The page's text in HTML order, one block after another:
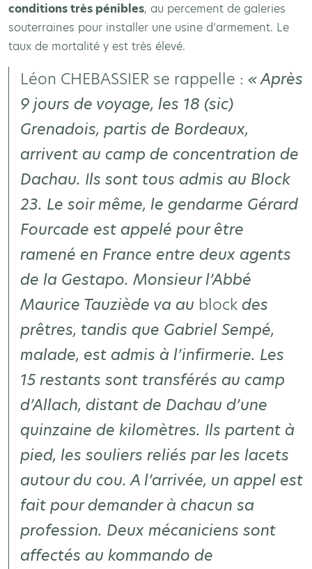
conditions très pénibles, au percement de galeries
souterraines pour installer une usine d’armement. Le
taux de mortalité y est très élevé.
Léon CHEBASSIER se rappelle : « Après
9 jours de voyage, les 18 (sic)
Grenadois, partis de Bordeaux,
arrivent au camp de concentration de
Dachau. Ils sont tous admis au Block
23. Le soir même, le gendarme Gérard
Fourcade est appelé pour être
ramené en France entre deux agents
de la Gestapo. Monsieur l’Abbé
Maurice Tauziède va au blockdes
prêtres, tandis que Gabriel Sempé,
malade, est admis à l’infirmerie. Les
15 restants sont transférés au camp
d’Allach, distant de Dachau d’une
quinzaine de kilomètres. Ils partent à
pied, les souliers reliés par les lacets
autour du cou. A l’arrivée, un appel est
fait pour demander à chacun sa
profession. Deux mécaniciens sont
affectés au kommando de